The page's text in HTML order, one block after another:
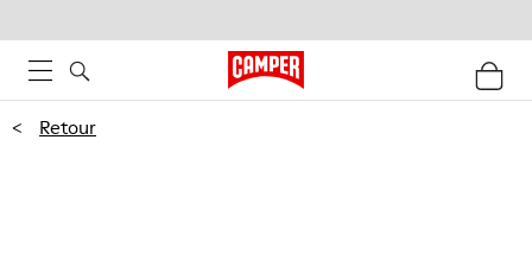
< Retour